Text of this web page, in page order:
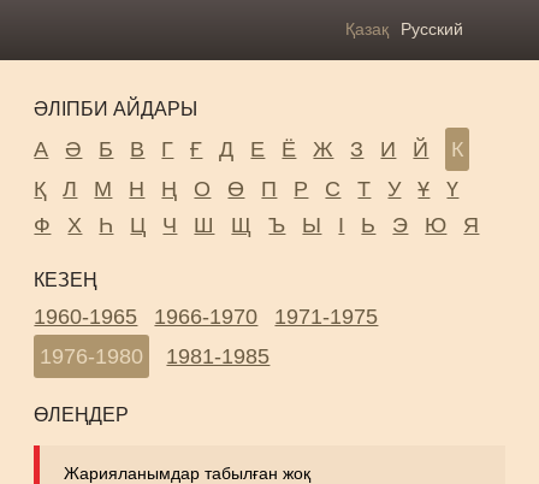
Қазақ Русский
ӘЛІПБИ АЙДАРЫ
А Ә Б В Г Ғ Д Е Ё Ж З И Й
К
Қ
Л М Н Ң О Ө П Р С Т У Ұ
Ү
Ф
Х Һ Ц Ч Ш Щ Ъ Ы І Ь Э Ю Я
КЕЗЕҢ
1960-1965 1966-1970
1971-1975
1976-1980
1981-1985
ӨЛЕҢДЕР
Жарияланымдар табылған жоқ